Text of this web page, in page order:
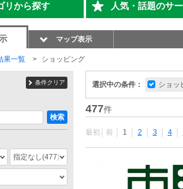
リから探す 人気・話題のサ
マップ表示
果一覧 ショッピング
選択中の条件： ショッ
477件
最初 前 1 2 3 4
条件クリア
検索
指定なし(477)